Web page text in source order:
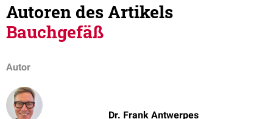
Autoren des Artikels
Bauchgefäß
Autor
Dr. Frank Antwerpes